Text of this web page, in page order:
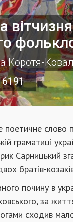
Коротя-
6191
поетичне слово
граматиці
Сарницький
братів-
почину в
за
сходив